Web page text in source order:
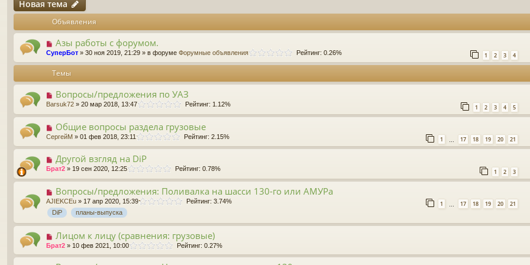
Новая тема
Объявления
Азы работы с форумом.
СуперБот » 30 ноя 2019, 21:29 » в форуме Форумные объявления 1 2 3 4
Рейтинг: 0.26%
Темы
Вопросы/предложения по УАЗ
Barsuk72 » 20 мар 2018, 13:47 1 2 3 4 5
Рейтинг: 1.12%
Общие вопросы раздела грузовые
СергейМ » 01 фев 2018, 23:11 1 … 17 18 19 20 21
Рейтинг: 2.15%
Другой взгляд на DiP
Брат2 » 19 сен 2020, 12:25 1 2 3
Рейтинг: 0.78%
Вопросы/предложения: Поливалка на шасси 130-го или АМУРа
AJIEKCEu » 17 апр 2020, 15:39 1 … 17 18 19 20 21
Рейтинг: 3.74%
DiP
планы-выпуска
Лицом к лицу (сравнения: грузовые)
Брат2 » 10 фев 2021, 10:00 Рейтинг: 0.27%